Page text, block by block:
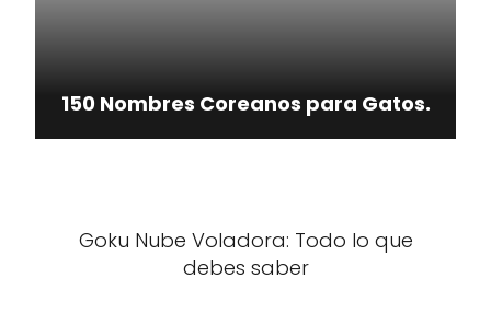
150 Nombres Coreanos para Gatos.
Goku Nube Voladora: Todo lo que
debes saber